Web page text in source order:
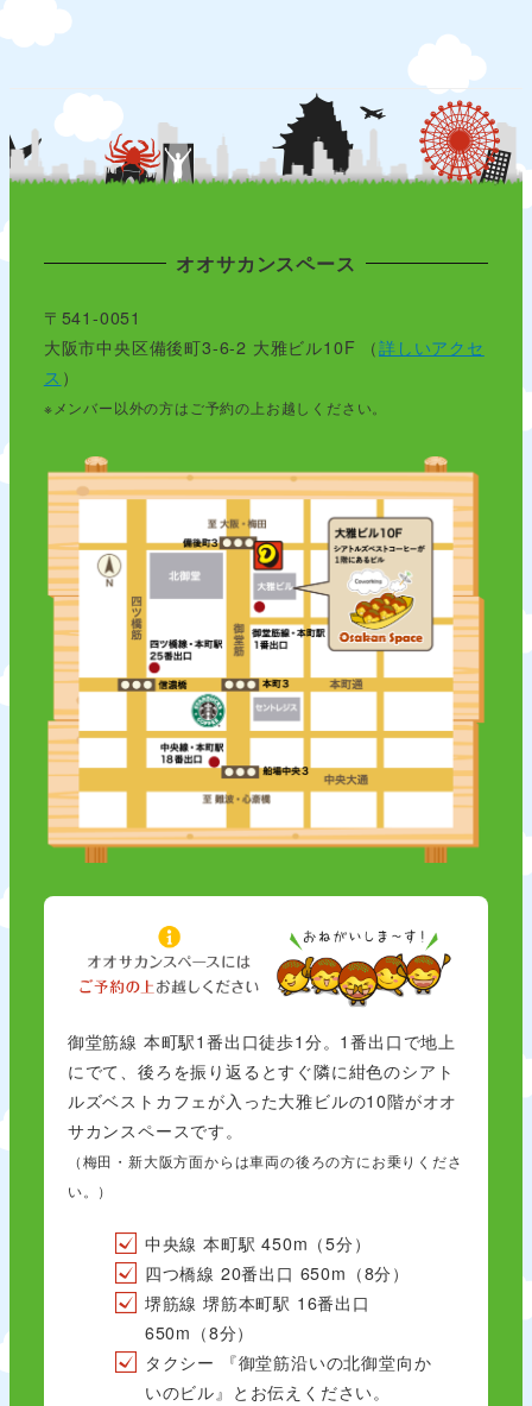
オオサカンスペース
〒541-0051
大阪市中央区備後町3-6-2 大雅ビル10F （詳しいアクセ
ス ）
※メンバー以外の方はご予約の上お越しください。
御堂筋線 本町駅1番出口徒歩1分。1番出口で地上
にでて、後ろを振り返るとすぐ隣に紺色のシアト
ルズベストカフェが入った大雅ビルの10階がオオ
サカンスペースです。
（梅田・新大阪方面からは車両の後ろの方にお乗りくださ
い。）
中央線 本町駅 450m（5分）
四つ橋線 20番出口 650m（8分）
堺筋線 堺筋本町駅 16番出口
650m（8分）
タクシー 『御堂筋沿いの北御堂向か
いのビル』とお伝えください。